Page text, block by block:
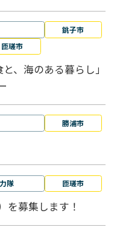
銚子市
匝瑳市
、海のある暮らし」
勝浦市
隊 匝瑳市
を募集します！